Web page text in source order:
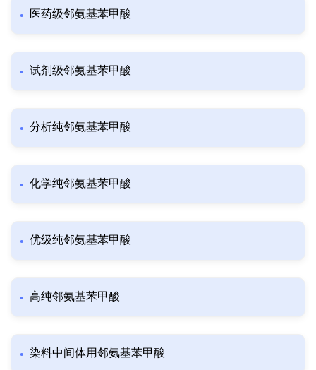
医药级邻氨基苯甲酸
试剂级邻氨基苯甲酸
分析纯邻氨基苯甲酸
化学纯邻氨基苯甲酸
优级纯邻氨基苯甲酸
高纯邻氨基苯甲酸
染料中间体用邻氨基苯甲酸